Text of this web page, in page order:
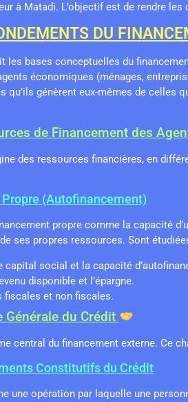
à Matadi. L’objectif est de rendre
DU
les bases conceptuelles du
économiques (ménages,
qu’ils génèrent eux-mêmes de celles
de Financement des
des ressources financières, en
(Autofinancement)
propre comme la capacité
ses propres ressources. Sont
capital social et la capacité
disponible et l’épargne.
et non fiscales.
Générale du Crédit
central du financement externe. Ce
Constitutifs du Crédit
une opération par laquelle une